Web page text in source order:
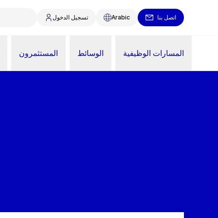
تسجيل الدخول Arabic اتصل بنا
المستثمرون الوسائط المسارات الوظيفية